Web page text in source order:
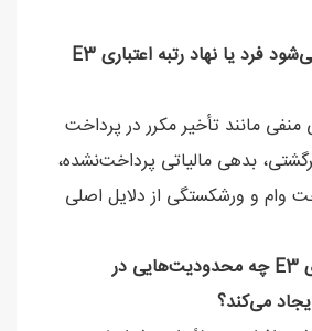
چه دلایلی باعث می‌شود فرد یا نهاد رتبه اعتباری E3
مانند تأخیر مکرر در پرداخت
بدهی مالیاتی پرداخت‌نشده،
وام و ورشکستگی از دلایل اصلی
داشتن رتبه اعتباری E3 چه محدودیت‌هایی در
می‌کند؟